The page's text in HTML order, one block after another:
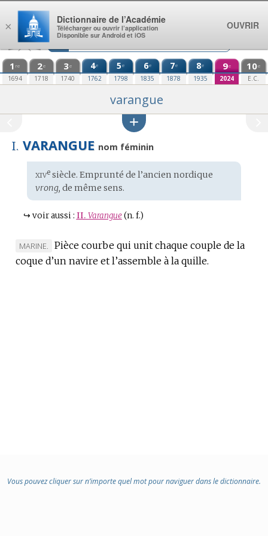
Aller au contenu
1 re
1694
2e
1718
3e
1740
4e
1762
5e
1798
6e
1835
7e
1878
8e
1935
9e
2024
10e
E.C.
varangue
I. VARANGUE nom féminin
Étymologie
:
xivesiècle. Emprunté de l’ancien nordique
vrong, de même sens.
↪ voir aussi : II. Varangue (n. f.)
MARQUE
DE
MARINE.
Pièce courbe qui unit chaque couple de la
coque d’un navire et l’assemble à la quille.
Vous pouvez cliquer sur n’importe quel mot pour naviguer dans le dictionnaire.
×
Dictionnaire de l’Académie
Télécharger ou ouvrir l’application
Disponible sur Android et iOS
OUVRIR